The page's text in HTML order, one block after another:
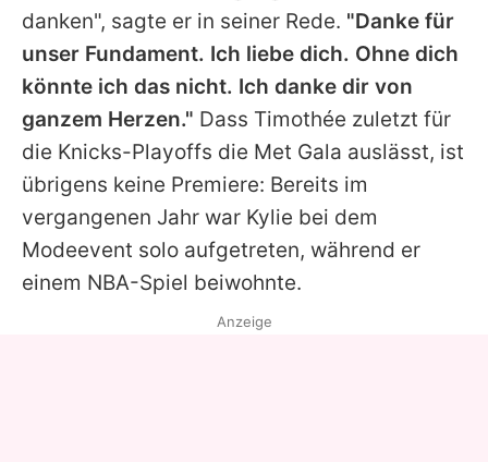
danken", sagte er in seiner Rede. "Danke für
unser Fundament. Ich liebe dich. Ohne dich
könnte ich das nicht. Ich danke dir von
ganzem Herzen." Dass Timothée zuletzt für
die Knicks-Playoffs die Met Gala auslässt, ist
übrigens keine Premiere: Bereits im
vergangenen Jahr war Kylie bei dem
Modeevent solo aufgetreten, während er
einem NBA-Spiel beiwohnte.
Anzeige